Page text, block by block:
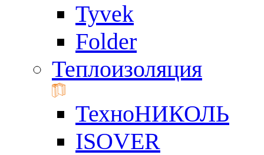
Tyvek
Folder
Теплоизоляция
ТехноНИКОЛЬ
ISOVER